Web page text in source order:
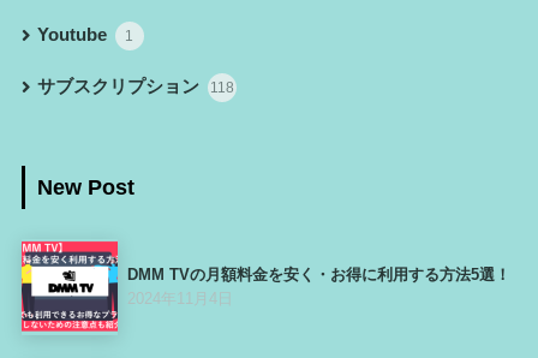
Youtube 1
サブスクリプション 118
New Post
DMM TVの月額料金を安く・お得に利用する方法5選！
2024年11月4日